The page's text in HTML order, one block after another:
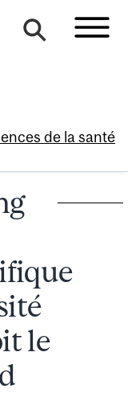
de la santé
le